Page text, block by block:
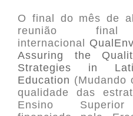
O final do mês de
reunião
internacional
Assuring the
Strategies in
Education (Mudando
qualidade das
Ensino Superior